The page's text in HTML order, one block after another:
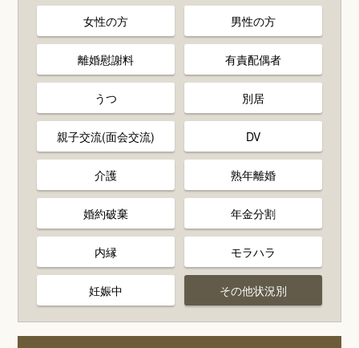
女性の方 男性の方
離婚慰謝料 有責配偶者
うつ 別居
親子交流(面会交流) DV
介護 熟年離婚
婚約破棄 年金分割
内縁 モラハラ
妊娠中 その他状況別